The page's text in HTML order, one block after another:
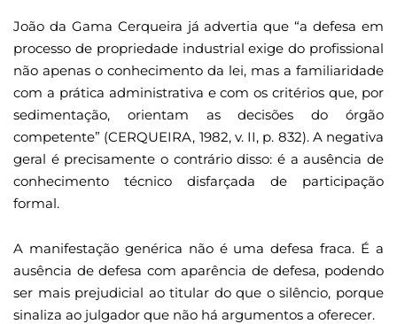
João da Gama Cerqueira já advertia que “a defesa em
processo de propriedade industrial exige do profissional
não apenas o conhecimento da lei, mas a familiaridade
com a prática administrativa e com os critérios que, por
sedimentação, orientam as decisões do órgão
competente” (CERQUEIRA, 1982, v. II, p. 832). A negativa
geral é precisamente o contrário disso: é a ausência de
conhecimento técnico disfarçada de participação
formal.
A manifestação genérica não é uma defesa fraca. É a
ausência de defesa com aparência de defesa, podendo
ser mais prejudicial ao titular do que o silêncio, porque
sinaliza ao julgador que não há argumentos a oferecer.